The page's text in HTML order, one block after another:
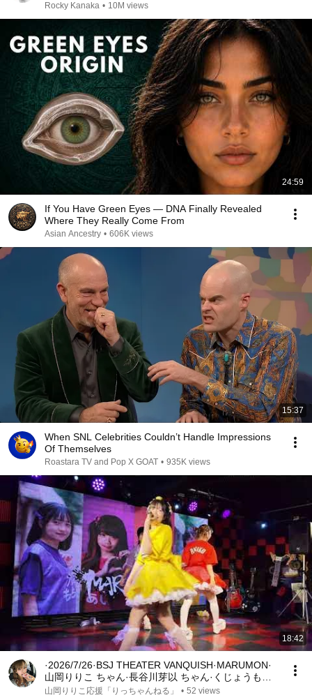
Rocky Kanaka • 10M views
24:59
If You Have Green Eyes — DNA Finally Revealed
Where They Really Come From
Asian Ancestry • 606K views
15:37
When SNL Celebrities Couldn’t Handle Impressions
Of Themselves
Roastara TV and Pop X GOAT • 935K views
18:42
·2026/7/26·BSJ THEATER VANQUISH·MARUMON·
山岡りりこ ちゃん·長谷川芽以 ちゃん·くじょうもも
か ちゃん
山岡りりこ応援「りっちゃんねる」 • 52 views